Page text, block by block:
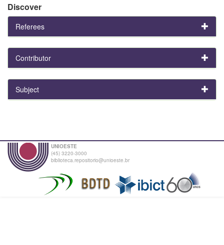
Discover
Referees
Contributor
Subject
UNIOESTE
(45) 3220-3000
biblioteca.repositorio@unioeste.br